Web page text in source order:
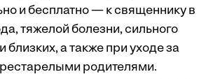
и бесплатно — к священнику в
тяжелой болезни, сильного
близких, а также при уходе за
родителями.